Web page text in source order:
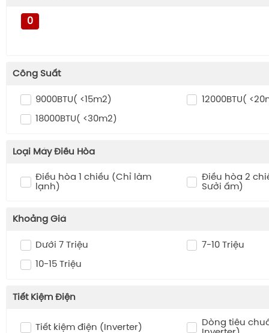
Bình Giữ Nhiệt
Máy Rửa Xe
0
Công Suất
9000BTU( <15m2) 12000BTU(
18000BTU( <30m2)
Loại Máy Điều Hòa
Điều hòa 1 chiều (Chỉ làm
lạnh)
Điều hòa 2
Sưởi ấm)
Khoảng Giá
Dưới 7 Triệu 7-10 Triệu
10-15 Triệu
Tiết Kiệm Điện
Tiết kiệm điện (Inverter)
Dòng tiêu